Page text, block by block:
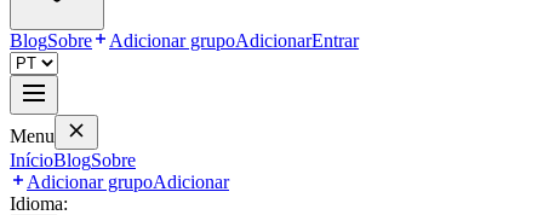
BlogSobre Adicionar grupoAdicionarEntrar
Menu
InícioBlogSobre
Adicionar grupoAdicionar
Idioma: